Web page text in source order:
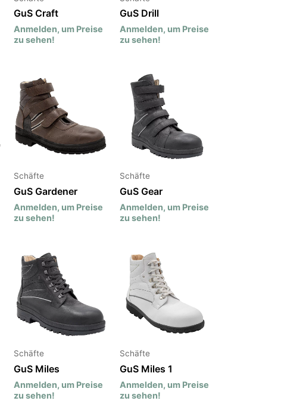
GuS Craft
Anmelden, um Preise
zu sehen!
GuS Drill
Anmelden, um Preise
zu sehen!
Schäfte
GuS Gardener
Anmelden, um Preise
zu sehen!
Schäfte
GuS Gear
Anmelden, um Preise
zu sehen!
Schäfte
GuS Miles
Anmelden, um Preise
zu sehen!
Schäfte
GuS Miles 1
Anmelden, um Preise
zu sehen!